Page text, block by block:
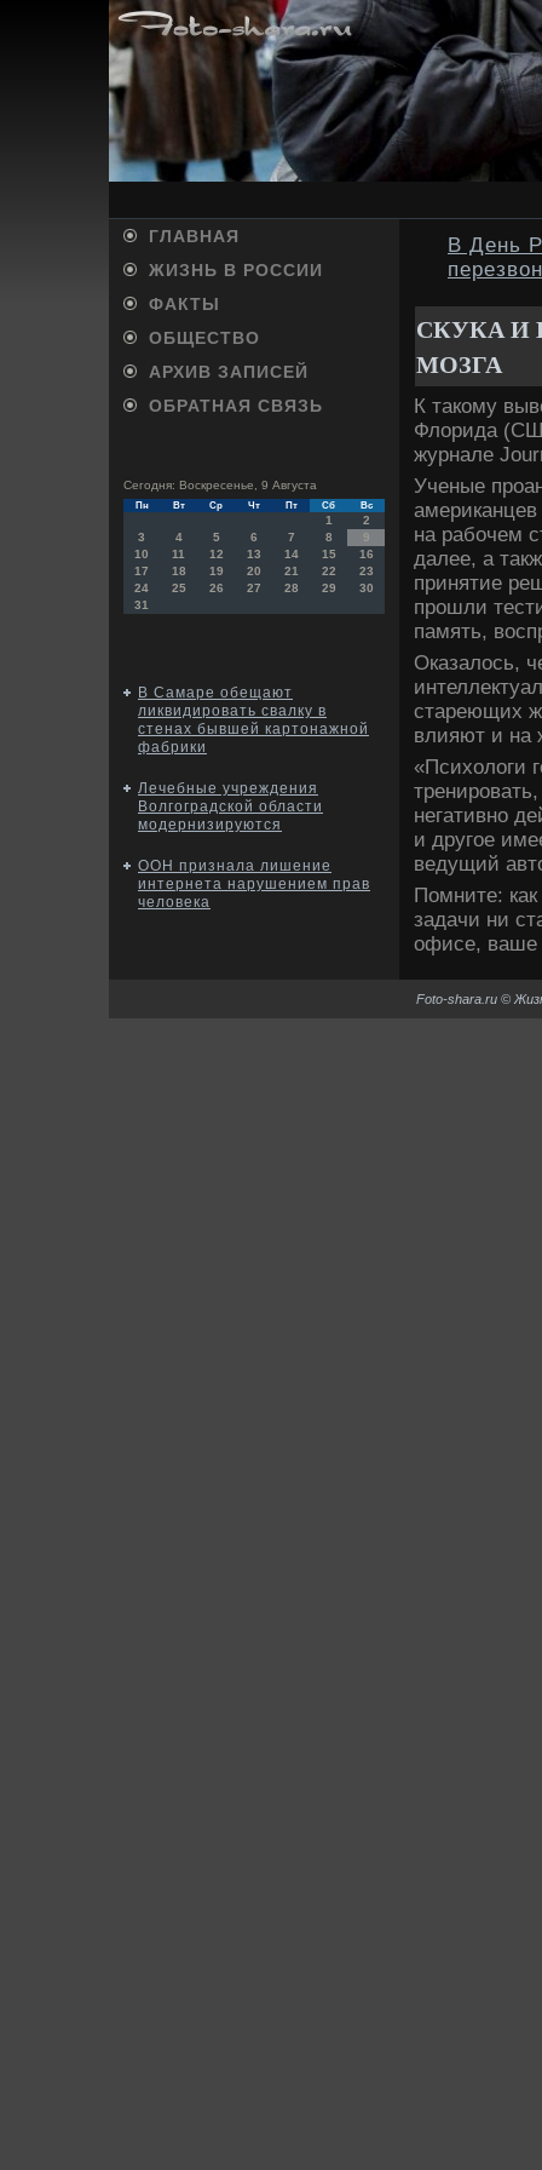
ГЛАВНАЯ
ЖИЗНЬ В РОССИИ
ФАКТЫ
ОБЩЕСТВО
АРХИВ ЗАПИСЕЙ
ОБРАТНАЯ СВЯЗЬ
Сегодня: Воскресенье, 9 Августа
Пн Вт Ср Чт Пт Сб Вс
1
2
3
4 5 6 7 8
9
10
11 12 13 14 15
16
17
18 19 20 21 22
23
24
25 26 27 28 29
30
31
В Самаре обещают
ликвидировать свалку в
стенах бывшей картонажной
фабрики
Лечебные учреждения
Волгоградской области
модернизируются
ООН признала лишение
интернета нарушением прав
человека
В День
СКУКА И
МОЗГА
К такому
Флорида
журнале
Ученые
на рабочем
далее, а
принятие
прошли
память,
Оказалось,
стареющих
влияют и на
«Психологи
негативно
и другое
ведущий
Помните:
задачи ни
офисе, ваше
Foto-shara.ru ©